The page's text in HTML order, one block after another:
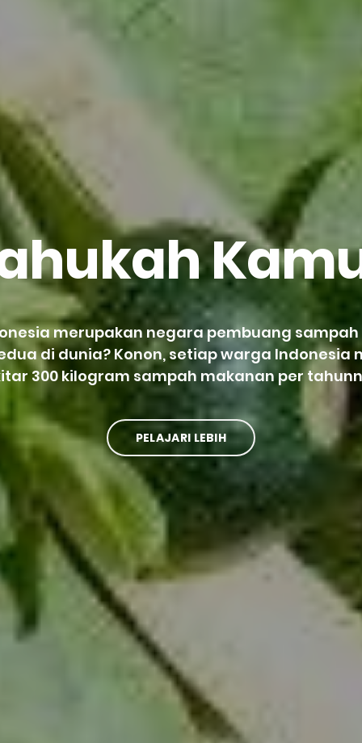
merupakan negara pembuang
di dunia? Konon, setiap warga Indonesia
300 kilogram sampah makanan per
PELAJARI LEBIH